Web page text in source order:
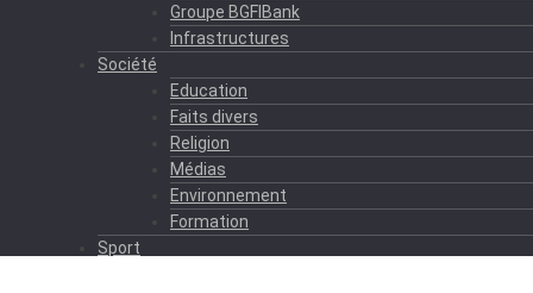
Groupe BGFIBank
Infrastructures
Société
Education
Faits divers
Religion
Médias
Environnement
Formation
Sport